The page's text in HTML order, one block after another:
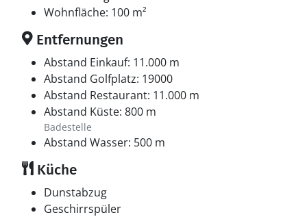
Wohnfläche: 100 m²
Entfernungen
Abstand Einkauf: 11.000 m
Abstand Golfplatz: 19000
Abstand Restaurant: 11.000 m
Abstand Küste: 800 m
Badestelle
Abstand Wasser: 500 m
Küche
Dunstabzug
Geschirrspüler